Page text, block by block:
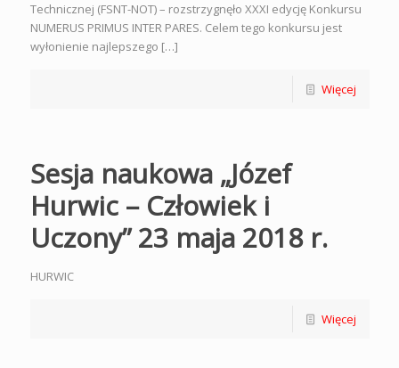
Technicznej (FSNT-NOT) – rozstrzygnęło XXXI edycję Konkursu
NUMERUS PRIMUS INTER PARES. Celem tego konkursu jest
wyłonienie najlepszego […]
Więcej
Sesja naukowa „Józef
Hurwic – Człowiek i
Uczony” 23 maja 2018 r.
HURWIC
Więcej